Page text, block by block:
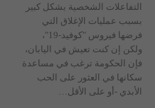
التفاعلات الشخصية بشكل كبير
بسبب عمليات الإغلاق التي
فرضها فيروس "كوفيد-19"،
ولكن إن كنت تعيش في اليابان،
فإن الحكومة ترغب في مساعدة
سكانها في العثور على الحب
الأبدي -أو على الأقل…